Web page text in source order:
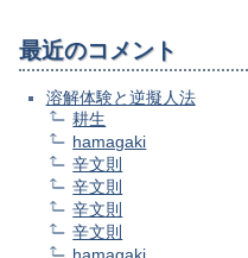
最近のコメント
溶解体験と逆擬人法
耕生
hamagaki
辛文則
辛文則
辛文則
辛文則